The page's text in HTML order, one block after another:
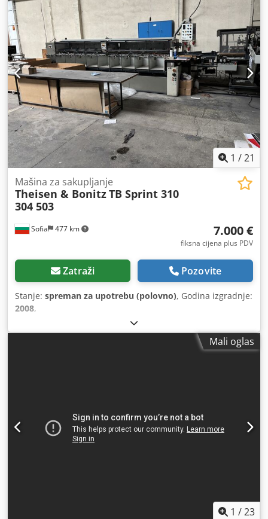
1 /21
Sofia 477 km
Mašina za sakupljanje
Theisen & BonitzTB Sprint 310
304 503
7.000 €
fiksna cijena plus PDV
Zatraži Pozovite
Stanje: spreman za upotrebu (polovno), Godina izgradnje:
2008,
Mali oglas
1 /23